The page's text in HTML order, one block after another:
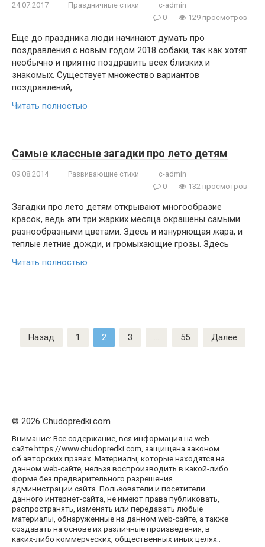
24.07.2017 Праздничные стихи
c-admin
0
129 просмотров
Еще до праздника люди начинают думать про
поздравления с новым годом 2018 собаки, так как хотят
необычно и приятно поздравить всех близких и
знакомых. Существует множество вариантов
поздравлений,
Читать полностью
Самые классные загадки про лето детям
09.08.2014 Развивающие стихи
c-admin
0
132 просмотров
Загадки про лето детям открывают многообразие
красок, ведь эти три жарких месяца окрашены самыми
разнообразными цветами. Здесь и изнуряющая жара, и
теплые летние дожди, и громыхающие грозы. Здесь
Читать полностью
Пагинация
записей
Назад 1 2 3 … 55 Далее
© 2026 Chudopredki.com
Внимание: Все содержание, вся информация на web-
сайте https://www.chudopredki.com, защищена законом
об авторских правах. Материалы, которые находятся на
данном web-сайте, нельзя воспроизводить в какой-либо
форме без предварительного разрешения
администрации сайта. Пользователи и посетители
данного интернет-сайта, не имеют права публиковать,
распространять, изменять или передавать любые
материалы, обнаруженные на данном web-сайте, а также
создавать на основе их различные произведения, в
каких-либо коммерческих, общественных иных целях..